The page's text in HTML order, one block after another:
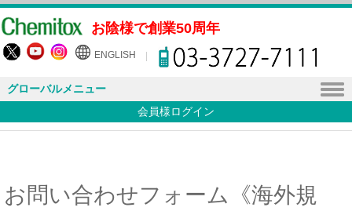
お陰様で創業50周年
ENGLISH
グローバルメニュー
会員様ログイン
お問い合わせフォーム《海外規